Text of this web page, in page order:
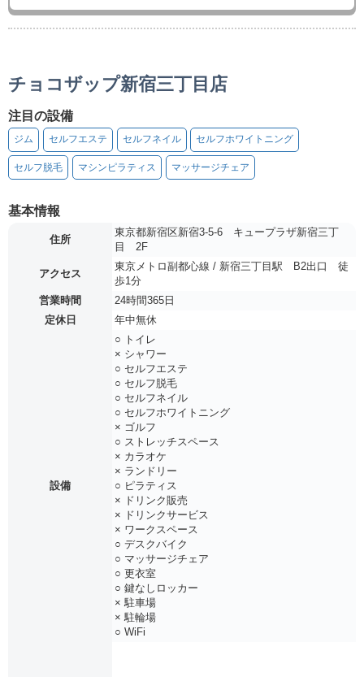
チョコザップ新宿三丁目店
注目の設備
ジム セルフエステ セルフネイル セルフホワイトニング
セルフ脱毛 マシンピラティス マッサージチェア
基本情報
住所
東京都新宿区新宿3-5-6 キュープラザ新宿三丁
目 2F
アクセス
東京メトロ副都心線 / 新宿三丁目駅 B2出口 徒
歩1分
営業時間
24時間365日
定休日
年中無休
設備
○ トイレ
× シャワー
○ セルフエステ
○ セルフ脱毛
○ セルフネイル
○ セルフホワイトニング
× ゴルフ
○ ストレッチスペース
× カラオケ
× ランドリー
○ ピラティス
× ドリンク販売
× ドリンクサービス
× ワークスペース
○ デスクバイク
○ マッサージチェア
○ 更衣室
○ 鍵なしロッカー
× 駐車場
× 駐輪場
○ WiFi